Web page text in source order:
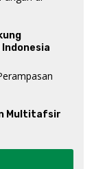
Indonesia
Multitafsir